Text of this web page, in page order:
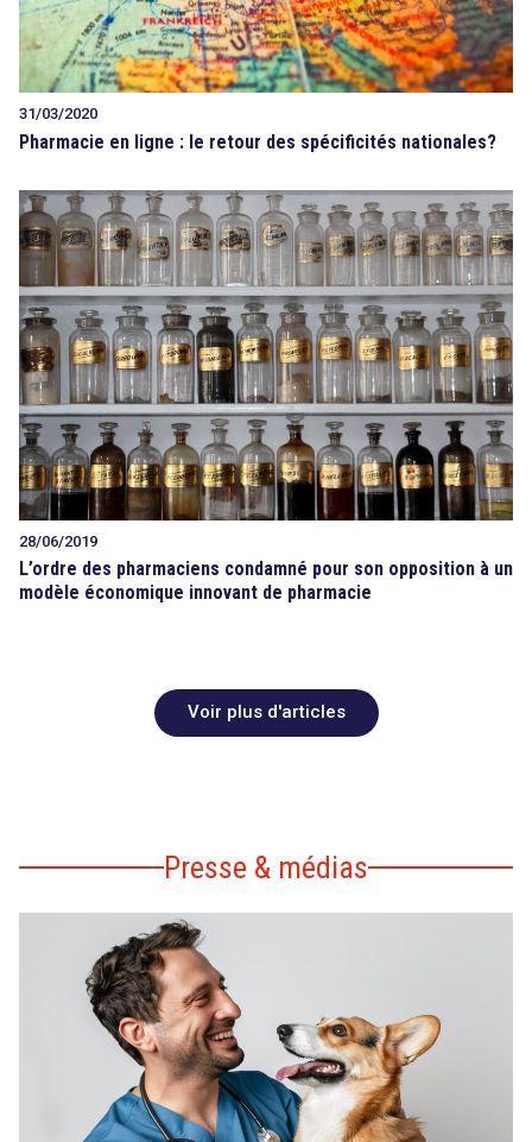
31/03/2020
Pharmacie en ligne : le retour des spécificités nationales?
28/06/2019
L’ordre des pharmaciens condamné pour son opposition à un
modèle économique innovant de pharmacie
Voir plus d'articles
Presse & médias